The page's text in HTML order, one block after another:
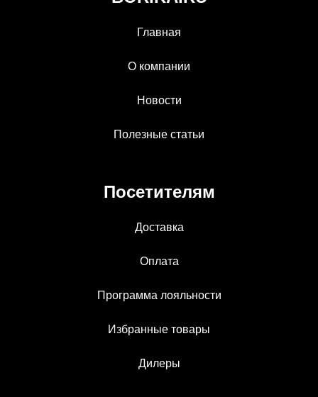
Главная
О компании
Новости
Полезные статьи
Посетителям
Доставка
Оплата
Программа лояльности
Избранные товары
Дилеры